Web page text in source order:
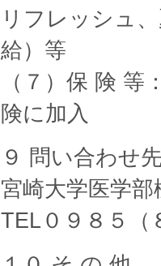
リフレッシュ
給）等
（７）保 険 等
険に加入
９ 問い合わせ
宮崎大学医学
TEL０９８５（